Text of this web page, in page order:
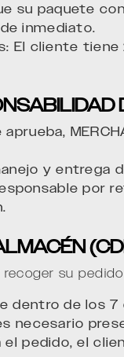
su paquete
inmediato.
El cliente
y entrega
por
su
dentro de los
necesario
pedido, el